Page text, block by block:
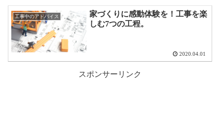
工事中のアドバイス
家づくりに感動体験を！工事を楽
しむ7つの工程。
2020.04.01
スポンサーリンク